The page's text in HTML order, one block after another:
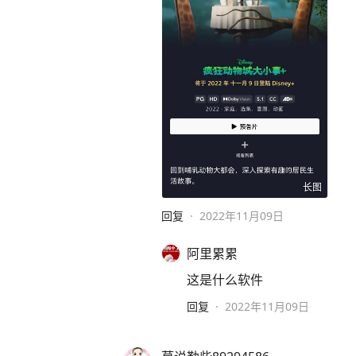
长图
回复 · 2022年11月09日
阿里累累
这是什么软件
回复 · 2022年11月09日